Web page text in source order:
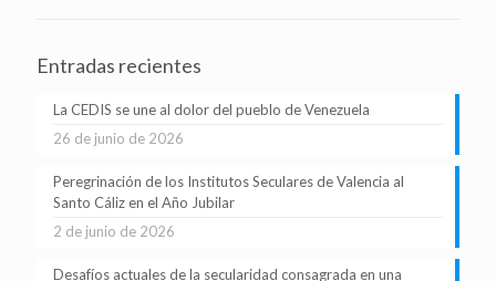
Entradas recientes
La CEDIS se une al dolor del pueblo de Venezuela
26 de junio de 2026
Peregrinación de los Institutos Seculares de Valencia al
Santo Cáliz en el Año Jubilar
2 de junio de 2026
Desafíos actuales de la secularidad consagrada en una